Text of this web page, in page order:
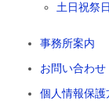
土日祝祭
事務所案内
お問い合わせ
個人情報保護